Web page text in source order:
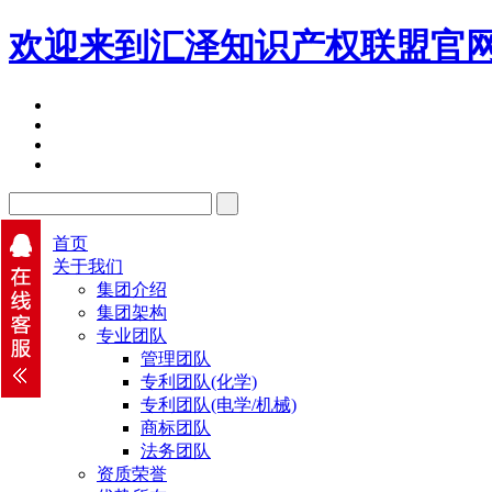
欢迎来到汇泽知识产权联盟官
首页
关于我们
集团介绍
集团架构
专业团队
管理团队
专利团队(化学)
专利团队(电学/机械)
商标团队
法务团队
资质荣誉